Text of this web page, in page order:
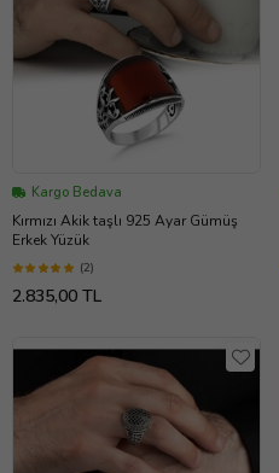
Kargo Bedava
Kırmızı Akik taşlı 925 Ayar Gümüş
Erkek Yüzük
(2)
2.835,00 TL